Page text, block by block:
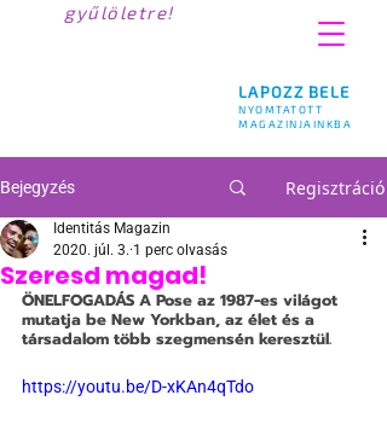
LAPOZZ BELE
NYOMTATOTT
MAGAZINJAINKBA
gyűlöletre!
Bejegyzés Regisztráció
Szeresd magad!
Identitás Magazin
2020. júl. 3. 1 perc olvasás
ÖNELFOGADÁS A Pose az 1987-es világot
mutatja be New Yorkban, az élet és a
társadalom több szegmensén keresztül.
https://youtu.be/D-xKAn4qTdo